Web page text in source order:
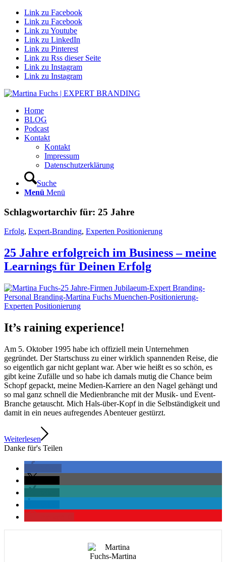
Link zu Facebook
Link zu Facebook
Link zu Youtube
Link zu LinkedIn
Link zu Pinterest
Link zu Rss dieser Seite
Link zu Instagram
Link zu Instagram
Home
BLOG
Podcast
Kontakt
Kontakt
Impressum
Datenschutzerklärung
Suche
Menü Menü
Schlagwortarchiv für: 25 Jahre
Erfolg, Expert-Branding, Experten Positionierung
25 Jahre erfolgreich im Business – meine
Learnings für Deinen Erfolg
It’s raining experience!
Am 5. Oktober 1995 habe ich offiziell mein Unternehmen
gegründet. Der Startschuss zu einer wirklich spannenden Reise, die
so eigentlich gar nicht geplant war. Aber wie heißt es so schön, es
gibt keine Zufälle und so habe ich damals mutig die Chance beim
Schopf gepackt, meine Medien-Karriere an den Nagel gehängt und
so mal ganz schnell die Medienbranche mit der Musik- und Event-
Branche getauscht. Mich Hals-über-Kopf in die Selbständigkeit und
damit in ein neues aufregendes Abenteuer gestürzt.
Weiterlesen
Danke für's Teilen